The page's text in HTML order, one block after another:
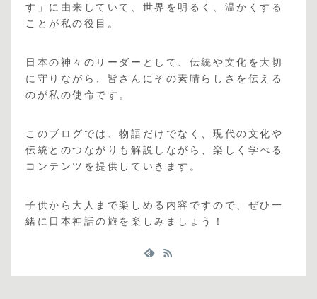
す」に由来していて、世界を明るく、温かくする
ことが私の役目。
日本の神々のリーダーとして、伝統や文化を大切
に守りながら、皆さんにその素晴らしさを伝える
のが私の使命です。
このブログでは、物語だけでなく、現代の文化や
伝統とのつながりも解説しながら、楽しく学べる
コンテンツを提供していきます。
子供から大人まで楽しめる内容ですので、ぜひ一
緒に日本神話の旅を楽しみましょう！